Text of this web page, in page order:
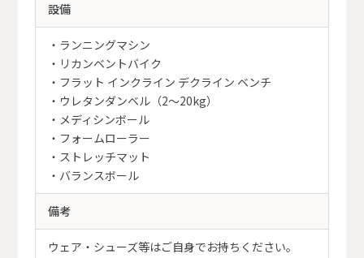
設備
・ランニングマシン
・リカンベントバイク
・フラット インクライン デクライン ベンチ
・ウレタンダンベル（2～20kg）
・メディシンボール
・フォームローラー
・ストレッチマット
・バランスボール
備考
ウェア・シューズ等はご自身でお持ちください。